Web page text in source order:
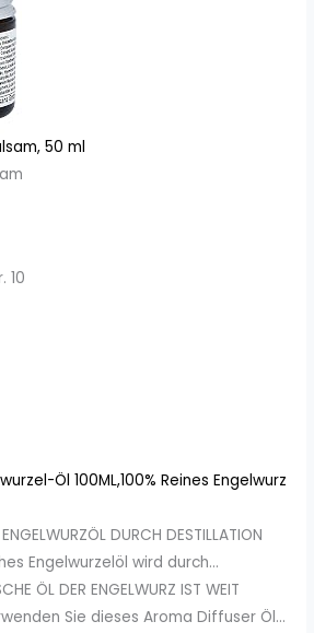
50 ml
10
Öl 100ML,100% Reines Engelwurz
DURCH DESTILLATION
Engelwurzelöl wird durch...
ÖL DER ENGELWURZ IST WEIT
Sie dieses Aroma Diffuser Öl...